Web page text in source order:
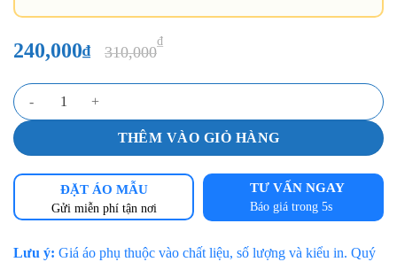
240,000₫ 310,000
₫
Đồng phục bảo hộ kỹ thuật vải Kaki Pangrim ghi đậm – ghi sáng [Mã
THÊM VÀO GIỎ HÀNG
ĐẶT ÁO MẪU
Gửi miễn phí tận nơi
TƯ VẤN NGAY
Báo giá trong 5s
Lưu ý: Giá áo phụ thuộc vào chất liệu, số lượng và kiểu in. Quý